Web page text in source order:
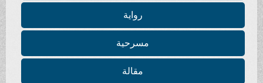
رواية
مسرحية
مقالة